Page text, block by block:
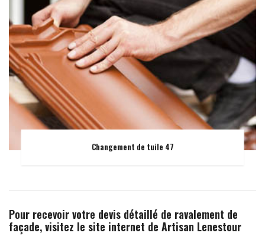
Changement de tuile 47
Pour recevoir votre devis détaillé de ravalement de
façade, visitez le site internet de Artisan Lenestour